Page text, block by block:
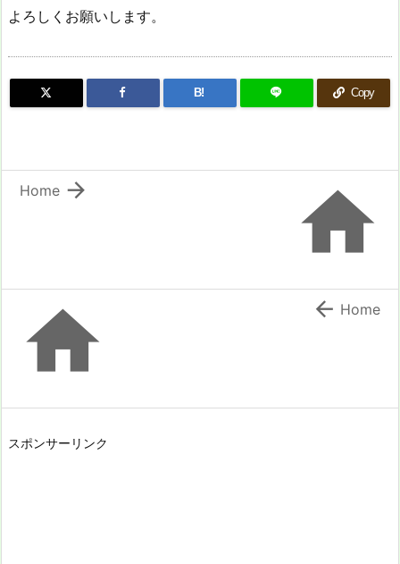
よろしくお願いします。
B! Copy


Home
  Home
スポンサーリンク